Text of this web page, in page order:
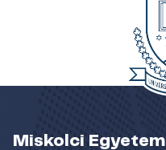
Miskolci Egyetem